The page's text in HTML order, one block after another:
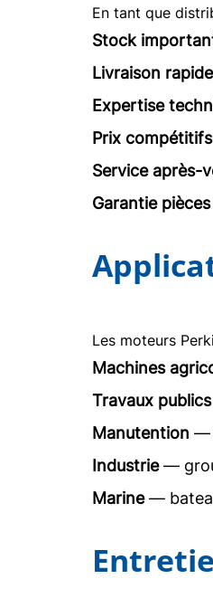
En tant que
Stock
Livraison rapide
Expertise
Prix compétitifs
Service après-
Garantie pièces
Les moteurs
Machines
Travaux publics
Manutention —
Industrie—
Marine—